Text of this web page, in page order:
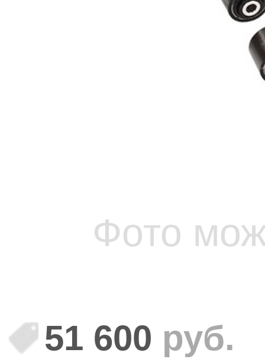
Фото
51 600 руб.